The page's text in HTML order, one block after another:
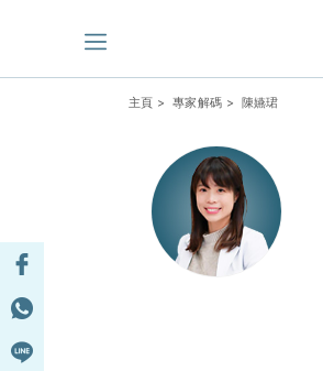
主頁 > 專家解碼 > 陳嬿珺